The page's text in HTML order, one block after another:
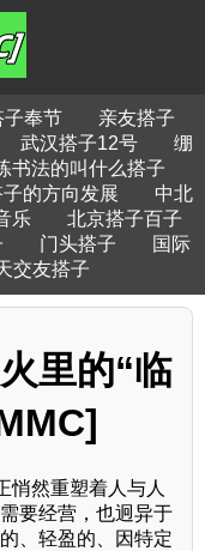
子奉节
亲友搭子
武汉搭子12号
绷
书法的叫什么搭子
的方向发展
中北
乐
北京搭子百子
门头搭子
国际
交友搭子
里的“临
悄然重塑着人与人
要经营，也迥异于
、轻盈的、因特定